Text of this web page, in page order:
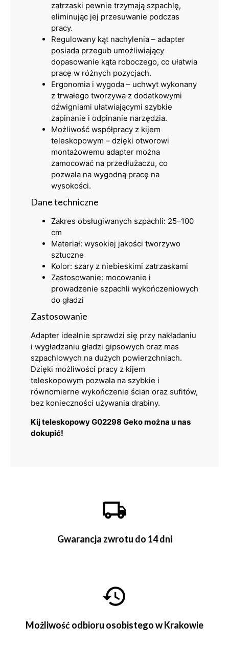
zatrzaski pewnie trzymają szpachlę,
eliminując jej przesuwanie podczas
pracy.
Regulowany kąt nachylenia – adapter
posiada przegub umożliwiający
dopasowanie kąta roboczego, co ułatwia
pracę w różnych pozycjach.
Ergonomia i wygoda – uchwyt wykonany
z trwałego tworzywa z dodatkowymi
dźwigniami ułatwiającymi szybkie
zapinanie i odpinanie narzędzia.
Możliwość współpracy z kijem
teleskopowym – dzięki otworowi
montażowemu adapter można
zamocować na przedłużaczu, co
pozwala na wygodną pracę na
wysokości.
Dane techniczne
Zakres obsługiwanych szpachli: 25–100
cm
Materiał: wysokiej jakości tworzywo
sztuczne
Kolor: szary z niebieskimi zatrzaskami
Zastosowanie: mocowanie i
prowadzenie szpachli wykończeniowych
do gładzi
Zastosowanie
Adapter idealnie sprawdzi się przy nakładaniu
i wygładzaniu gładzi gipsowych oraz mas
szpachlowych na dużych powierzchniach.
Dzięki możliwości pracy z kijem
teleskopowym pozwala na szybkie i
równomierne wykończenie ścian oraz sufitów,
bez konieczności używania drabiny.
Kij teleskopowy G02298 Geko można u nas
dokupić!
Gwarancja zwrotu do 14 dni
Możliwość odbioru osobistego w Krakowie